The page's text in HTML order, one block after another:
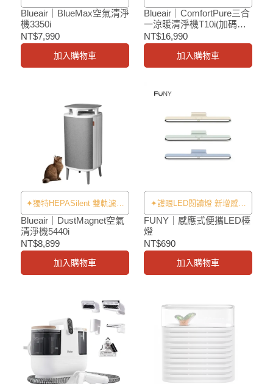
專業認證✦
Blueair｜BlueMax空氣清淨
機3350i
NT$7,990
加入購物車
溫度剛剛好✦
Blueair｜ComfortPure三合
一涼暖清淨機T10i(加碼贈
T10i濾網)
NT$16,990
加入購物車
✦獨特HEPASilent 雙軌濾淨
科技✦
Blueair｜DustMagnet空氣
清淨機5440i
NT$8,899
加入購物車
✦護眼LED閱讀燈 新增感應
功能✦
FUNY｜感應式便攜LED檯
燈
NT$690
加入購物車